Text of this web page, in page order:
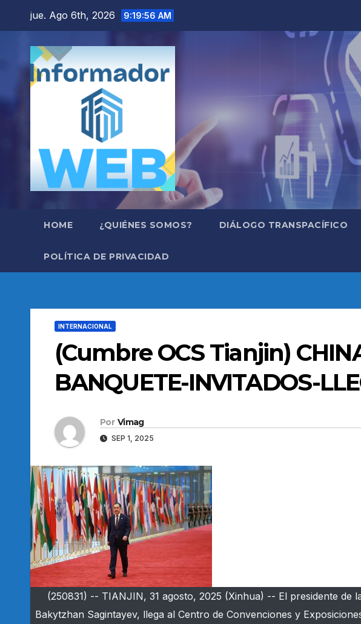
contenido
jue. Ago 6th, 2026 9:19:57 AM
HOME ¿QUIÉNES SOMOS? DIÁLOGO TRANSPACÍFICO
POLÍTICA DE PRIVACIDAD
INTERNACIONAL
(Cumbre OCS Tianjin)
BANQUETE-INVITADOS-
Por Vimag
SEP 1, 2025
(250831) -- TIANJIN, 31 agosto, 2025 (Xinhua) -- El presidente de
Bakytzhan Sagintayev, llega al Centro de Convenciones y